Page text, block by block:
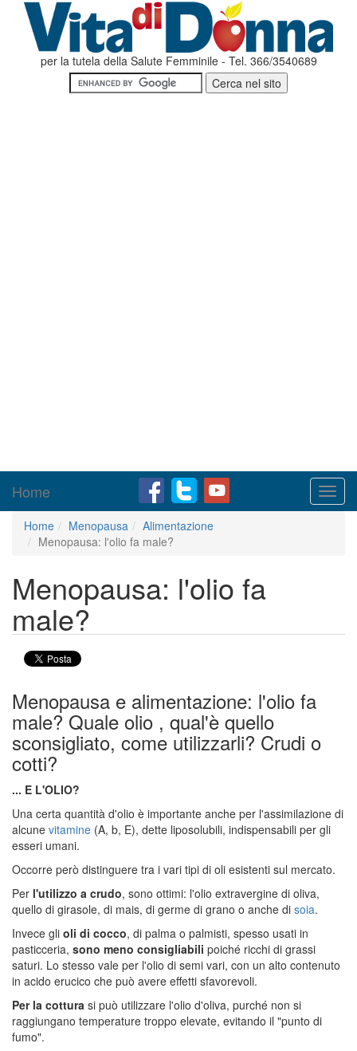
per la tutela della Salute Femminile - Tel. 366/3540689
Home
Home Menopausa
Alimentazione
Menopausa: l'olio fa male?
Menopausa: l'olio fa
male?
Menopausa e alimentazione: l'olio fa
male? Quale olio , qual'è quello
sconsigliato, come utilizzarli? Crudi o
cotti?
... E L'OLIO?
Una certa quantità d'olio è importante anche per l'assimilazione di
alcune vitamine (A, b, E), dette liposolubili, indispensabili per gli
esseri umani.
Occorre però distinguere tra i vari tipi di oli esistenti sul mercato.
Per l'utilizzo a crudo, sono ottimi: l'olio extravergine di oliva,
quello di girasole, di mais, di germe di grano o anche di soia.
Invece gli oli di cocco, di palma o palmisti, spesso usati in
pasticceria, sono meno consigliabili poiché ricchi di grassi
saturi. Lo stesso vale per l'olio di semi vari, con un alto contenuto
in acido erucico che può avere effetti sfavorevoli.
Per la cottura si può utilizzare l'olio d'oliva, purché non si
raggiungano temperature troppo elevate, evitando il "punto di
fumo".